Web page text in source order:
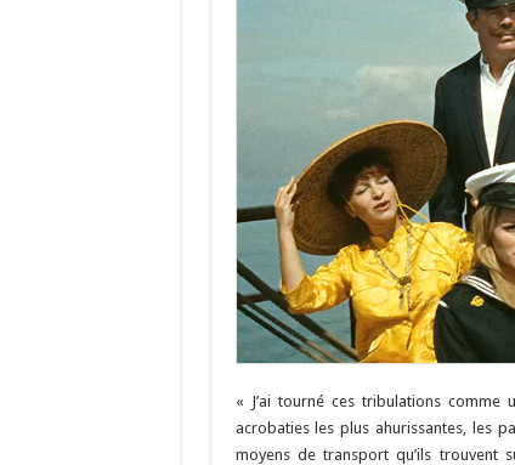
« J’ai tourné ces tribulations
acrobaties les plus ahurissantes, les
moyens de transport qu’ils trouvent